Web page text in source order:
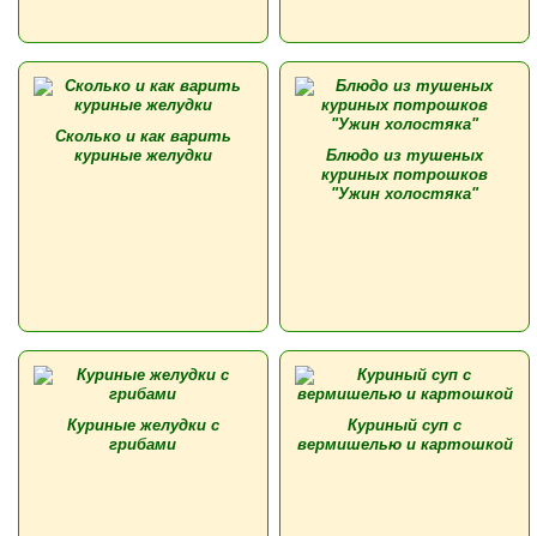
Сколько и как варить
куриные желудки
Блюдо из тушеных
куриных потрошков
"Ужин холостяка"
Куриные желудки с
грибами
Куриный суп с
вермишелью и картошкой